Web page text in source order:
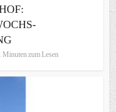
Minuten zum Lesen